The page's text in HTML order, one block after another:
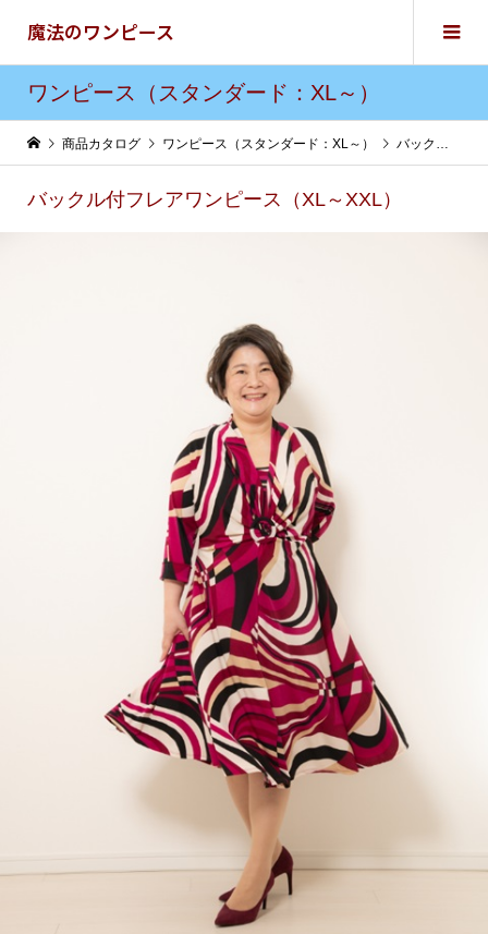
魔法のワンピース
ワンピース（スタンダード：XL～）
商品カタログ ワンピース（スタンダード：XL～） バックル付フレアワンピース（XL～XXL）
バックル付フレアワンピース（XL～XXL）